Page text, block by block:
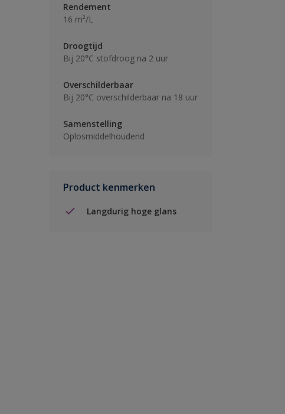
Rendement
16 m²/L
Droogtijd
Bij 20°C stofdroog na 2 uur
Overschilderbaar
Bij 20°C overschilderbaar na 18 uur
Samenstelling
Oplosmiddelhoudend
Product kenmerken
Langdurig hoge glans